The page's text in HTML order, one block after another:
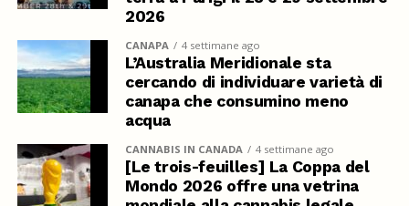
2026
CANAPA 4 settimane ago
L’Australia Meridionale sta
cercando di individuare varietà di
canapa che consumino meno
acqua
CANNABIS IN CANADA 4 settimane ago
[Le trois-feuilles] La Coppa del
Mondo 2026 offre una vetrina